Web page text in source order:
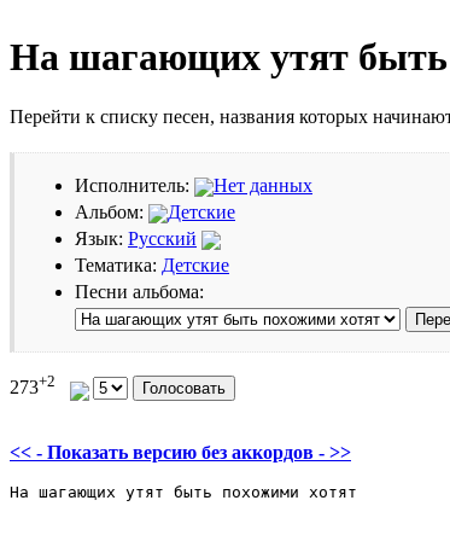
На шагающих утят быть
Перейти к списку песен, названия которых
Исполнитель:
Нет данных
Альбом:
Детские
Язык: Русский
Тематика: Детские
Песни альбома:
273+2
<< - Показать версию без аккордов - >>
На шагающих утят быть похожими хотят